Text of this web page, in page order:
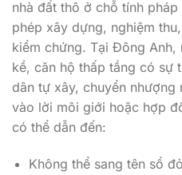
nhà đất thô ở chỗ tính
phép xây dựng, nghiệm
kiểm chứng. Tại Đông Anh,
kề, căn hộ thấp tầng có sự
dân tự xây, chuyển nhượng
vào lời môi giới hoặc hợp
có thể dẫn đến:
Không thể sang tên sổ